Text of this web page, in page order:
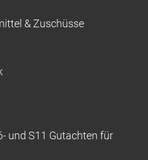
& Zuschüsse
und S11 Gutachten für